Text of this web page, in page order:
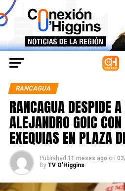
RANCAGUA
RANCAGUA DESPIDE
ALEJANDRO GOIC
EXEQUIAS EN PLAZA
Published 11 meses ago on
By TV O'Higgins